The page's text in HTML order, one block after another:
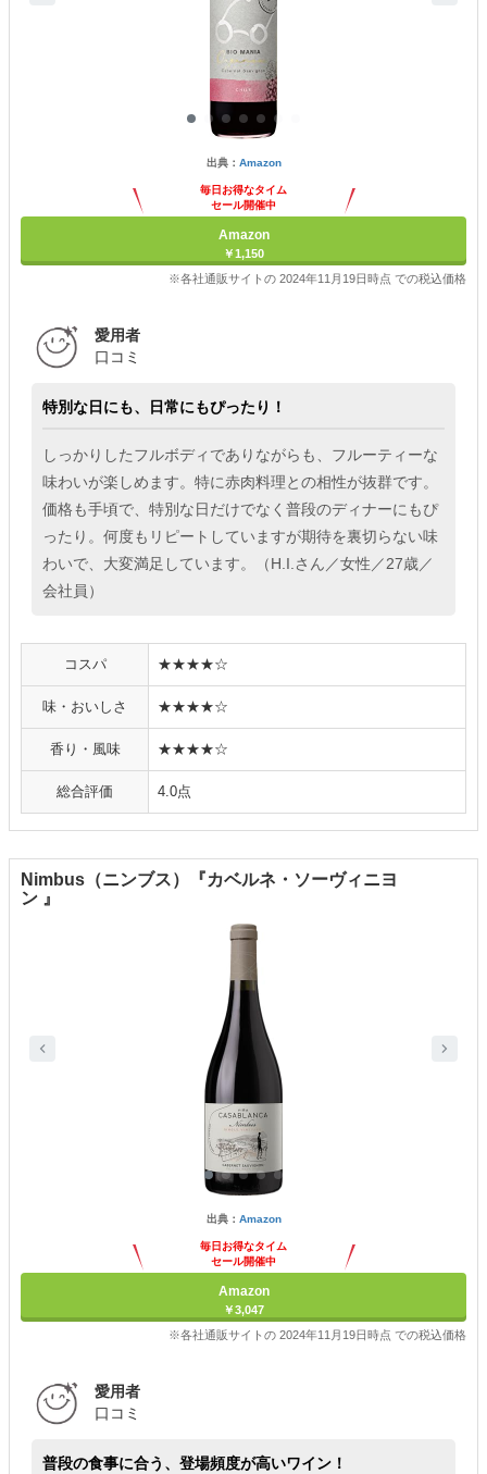
出典： Amazon
毎日お得なタイム
セール開催中
Amazon
￥1,150
※各社通販サイトの 2024年11月19日時点 での税込価格
愛用者
口コミ
特別な日にも、日常にもぴったり！
しっかりしたフルボディでありながらも、フルーティーな
味わいが楽しめます。特に赤肉料理との相性が抜群です。
価格も手頃で、特別な日だけでなく普段のディナーにもぴ
ったり。何度もリピートしていますが期待を裏切らない味
わいで、大変満足しています。（H.I.さん／女性／27歳／
会社員）
コスパ ★★★★☆
味・おいしさ ★★★★☆
香り・風味 ★★★★☆
総合評価 4.0点
Nimbus（ニンブス）『カベルネ・ソーヴィニヨ
ン 』
出典： Amazon
毎日お得なタイム
セール開催中
Amazon
￥3,047
※各社通販サイトの 2024年11月19日時点 での税込価格
愛用者
口コミ
普段の食事に合う、登場頻度が高いワイン！